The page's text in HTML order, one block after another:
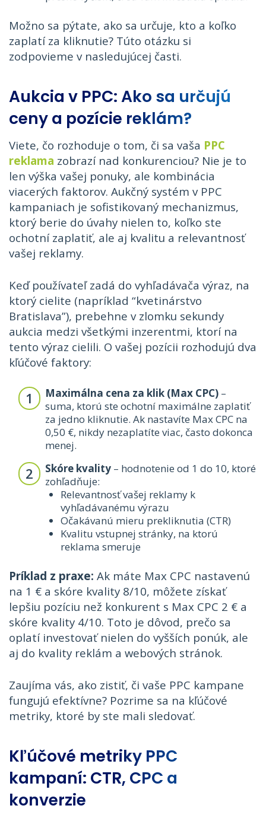
Možno sa pýtate, ako sa určuje, kto a koľko
zaplatí za kliknutie? Túto otázku si
zodpovieme v nasledujúcej časti.
Aukcia v PPC: Ako sa určujú
ceny a pozície reklám?
Viete, čo rozhoduje o tom, či sa vaša PPC
reklama zobrazí nad konkurenciou? Nie je to
len výška vašej ponuky, ale kombinácia
viacerých faktorov. Aukčný systém v PPC
kampaniach je sofistikovaný mechanizmus,
ktorý berie do úvahy nielen to, koľko ste
ochotní zaplatiť, ale aj kvalitu a relevantnosť
vašej reklamy.
Keď používateľ zadá do vyhľadávača výraz, na
ktorý cielite (napríklad “kvetinárstvo
Bratislava”), prebehne v zlomku sekundy
aukcia medzi všetkými inzerentmi, ktorí na
tento výraz cielili. O vašej pozícii rozhodujú dva
kľúčové faktory:
Maximálna cena za klik (Max CPC) –
suma, ktorú ste ochotní maximálne zaplatiť
za jedno kliknutie. Ak nastavíte Max CPC na
0,50 €, nikdy nezaplatíte viac, často dokonca
menej.
Skóre kvality – hodnotenie od 1 do 10, ktoré
zohľadňuje:
Relevantnosť vašej reklamy k
vyhľadávanému výrazu
Očakávanú mieru prekliknutia (CTR)
Kvalitu vstupnej stránky, na ktorú
reklama smeruje
Príklad z praxe: Ak máte Max CPC nastavenú
na 1 € a skóre kvality 8/10, môžete získať
lepšiu pozíciu než konkurent s Max CPC 2 € a
skóre kvality 4/10. Toto je dôvod, prečo sa
oplatí investovať nielen do vyšších ponúk, ale
aj do kvality reklám a webových stránok.
Zaujíma vás, ako zistiť, či vaše PPC kampane
fungujú efektívne? Pozrime sa na kľúčové
metriky, ktoré by ste mali sledovať.
Kľúčové metriky PPC
kampaní: CTR, CPC a
konverzie